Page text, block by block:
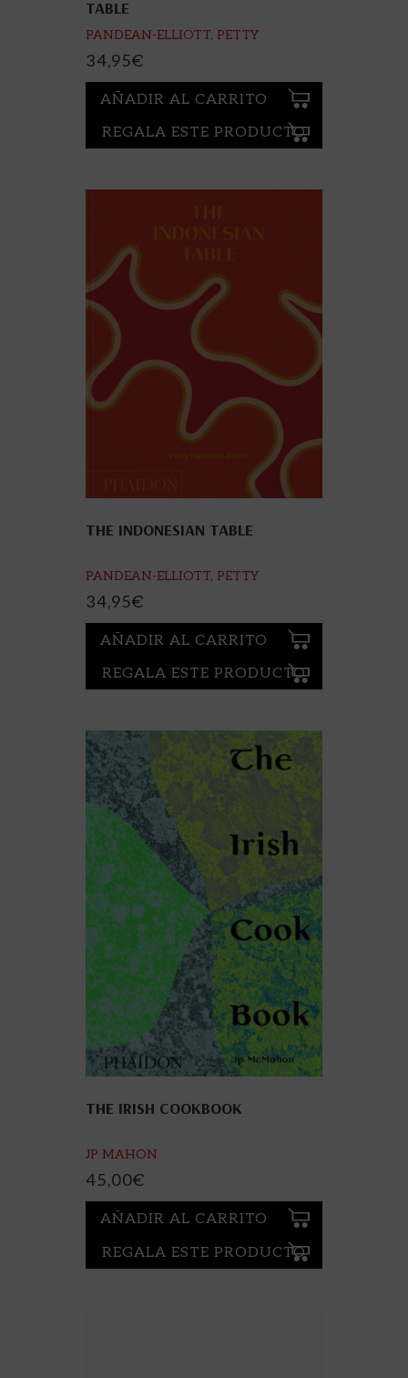
TABLE
PANDEAN-ELLIOTT, PETTY
34,95€
AÑADIR AL CARRITO
REGALA ESTE PRODUCTO
THE INDONESIAN TABLE
PANDEAN-ELLIOTT, PETTY
34,95€
AÑADIR AL CARRITO
REGALA ESTE PRODUCTO
THE IRISH COOKBOOK
JP MAHON
45,00€
AÑADIR AL CARRITO
REGALA ESTE PRODUCTO